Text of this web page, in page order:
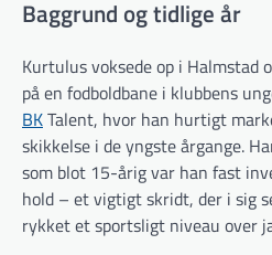
Baggrund og tidlige år
Kurtulus voksede op i Halmstad
på en fodboldbane i klubbens
BKTalent, hvor han hurtigt
skikkelse i de yngste årgange.
som blot 15-årig var han fast
hold – et vigtigt skridt, der i sig
rykket et sportsligt niveau over